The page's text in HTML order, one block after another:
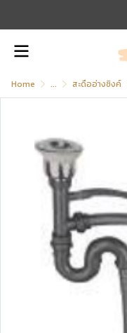
Home ... สะดืออ่างซิงค์